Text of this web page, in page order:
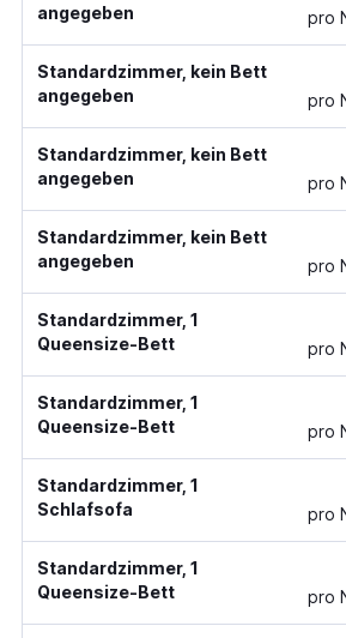
angegeben
pro
Standardzimmer, kein Bett
angegeben
pro
Standardzimmer, kein Bett
angegeben
pro
Standardzimmer, kein Bett
angegeben
pro
Standardzimmer, 1
Queensize-Bett
pro
Standardzimmer, 1
Queensize-Bett
pro
Standardzimmer, 1
Schlafsofa
pro
Standardzimmer, 1
Queensize-Bett
pro